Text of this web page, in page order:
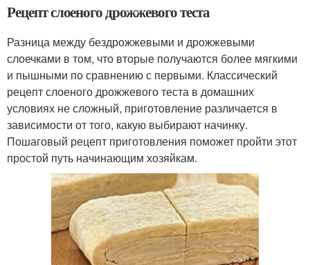
Рецепт слоеного дрожжевого теста
Разница между бездрожжевыми и дрожжевыми
слоечками в том, что вторые получаются более мягкими
и пышными по сравнению с первыми. Классический
рецепт слоеного дрожжевого теста в домашних
условиях не сложный, приготовление различается в
зависимости от того, какую выбирают начинку.
Пошаговый рецепт приготовления поможет пройти этот
простой путь начинающим хозяйкам.